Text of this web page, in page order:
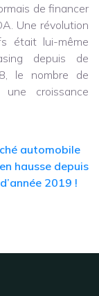
de financer
Une révolution
était lui-même
depuis de
le nombre de
croissance
automobile
hausse depuis
2019 !